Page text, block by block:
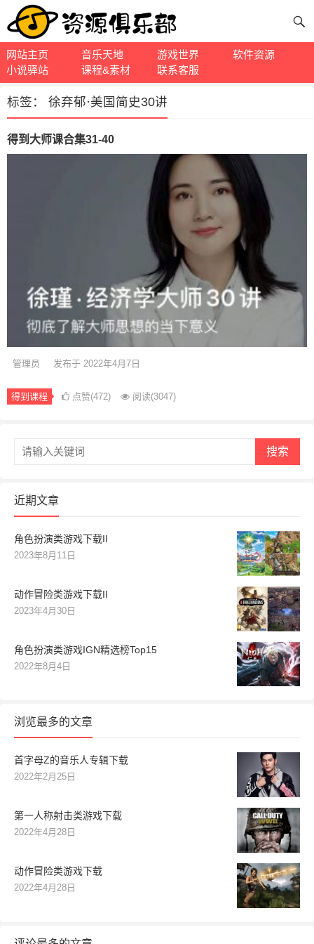
网站主页 音乐天地 游戏世界
软件资源
小说驿站
课程&素材 联系客服
标签： 徐弃郁·美国简史30讲
得到大师课合集31-40
管理员 发布于 2022年4月7日
得到课程 点赞(472) 阅读(3047)
搜索
近期文章
角色扮演类游戏下载II
2023年8月11日
动作冒险类游戏下载II
2023年4月30日
角色扮演类游戏IGN精选榜Top15
2022年8月4日
浏览最多的文章
首字母Z的音乐人专辑下载
2022年2月25日
第一人称射击类游戏下载
2022年4月28日
动作冒险类游戏下载
2022年4月28日